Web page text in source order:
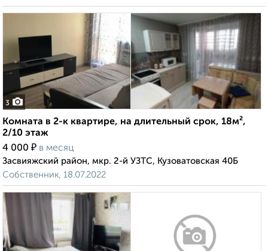
3
Комната в 2-к квартире, на длительный срок, 18м²,
2/10 этаж
4 000 ₽ в месяц
Засвияжский район, мкр. 2-й УЗТС, Кузоватовская 40Б
Собственник, 18.07.2022